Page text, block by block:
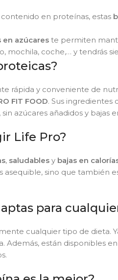
contenido en proteínas, estas
en azúcares te permiten
mochila, coche,… y tendrás
rápida y conveniente de
FIT FOOD. Sus ingredientes
azúcares añadidos y bajas
Life Pro?
, saludables y bajas en
asequible, sino que
para
cualquier tipo de dieta.
Además, están disponibles